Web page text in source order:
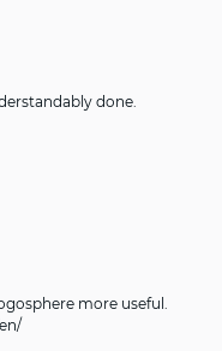
done.
more useful.